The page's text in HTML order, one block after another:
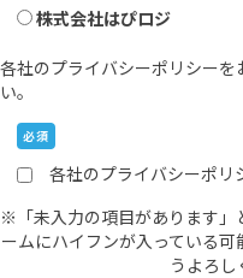
株式会社はぴロジ
各社のプライバシーポリシー
い。
必須
各社のプライバシーポリ
※「未入力の項目があります」
ームにハイフンが入っている
うよろし